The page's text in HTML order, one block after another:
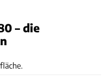
– die